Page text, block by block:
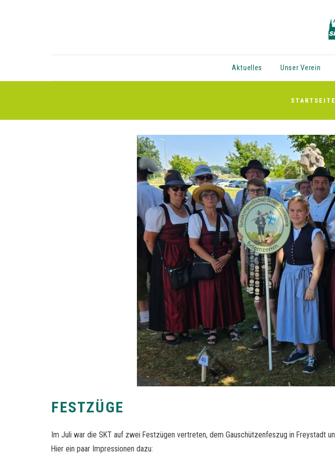
Aktuelles Unser Verein
STARTSEITE
FESTZÜGE
Im Juli war die SKT auf zwei Festzügen vertreten, dem Gauschützenfeszug in Freystadt
Hier ein paar Impressionen dazu: